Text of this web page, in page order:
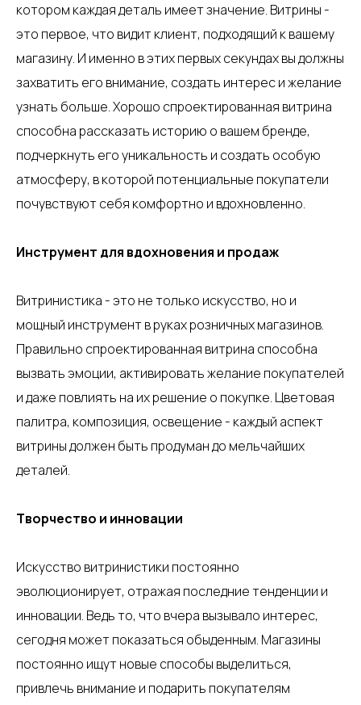
котором каждая деталь имеет значение. Витрины -
это первое, что видит клиент, подходящий к вашему
магазину. И именно в этих первых секундах вы должны
захватить его внимание, создать интерес и желание
узнать больше. Хорошо спроектированная витрина
способна рассказать историю о вашем бренде,
подчеркнуть его уникальность и создать особую
атмосферу, в которой потенциальные покупатели
почувствуют себя комфортно и вдохновленно.
Инструмент для вдохновения и продаж
Витринистика - это не только искусство, но и
мощный инструмент в руках розничных магазинов.
Правильно спроектированная витрина способна
вызвать эмоции, активировать желание покупателей
и даже повлиять на их решение о покупке. Цветовая
палитра, композиция, освещение - каждый аспект
витрины должен быть продуман до мельчайших
деталей.
Творчество и инновации
Искусство витринистики постоянно
эволюционирует, отражая последние тенденции и
инновации. Ведь то, что вчера вызывало интерес,
сегодня может показаться обыденным. Магазины
постоянно ищут новые способы выделиться,
привлечь внимание и подарить покупателям